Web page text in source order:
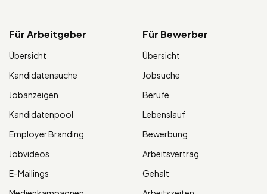
Für Arbeitgeber
Übersicht
Kandidatensuche
Jobanzeigen
Kandidatenpool
Employer Branding
Jobvideos
E-Mailings
Für Bewerber
Übersicht
Jobsuche
Berufe
Lebenslauf
Bewerbung
Arbeitsvertrag
Gehalt